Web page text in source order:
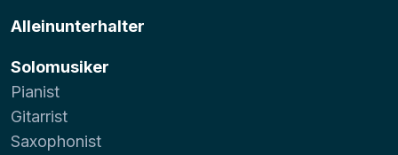
Alleinunterhalter
Solomusiker
Pianist
Gitarrist
Saxophonist